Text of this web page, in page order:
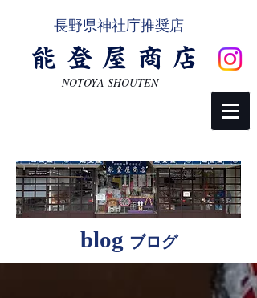
長野県神社庁推奨店
能登屋商店
NOTOYA SHOUTEN
blog ブログ